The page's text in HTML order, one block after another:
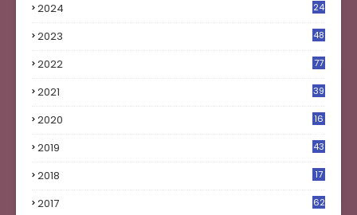
2024 24
2023
48
2022 77
2021 39
2020
16
2019
43
2018
17
2017
62